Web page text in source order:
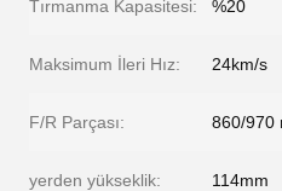
Tırmanma Kapasitesi: %20
Maksimum İleri Hız: 24km/s
F/R Parçası: 860/970
yerden yükseklik: 114mm